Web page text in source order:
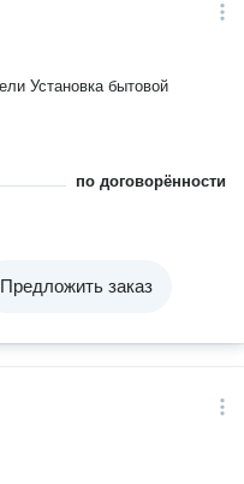
по договорённости
Предложить заказ